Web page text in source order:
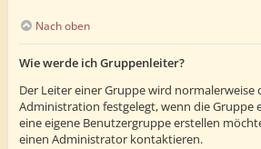
Nach oben
Wie werde ich Gruppenleiter?
Der Leiter einer Gruppe wird normalerweise
Administration festgelegt, wenn die Gruppe
eine eigene Benutzergruppe erstellen
einen Administrator kontaktieren.